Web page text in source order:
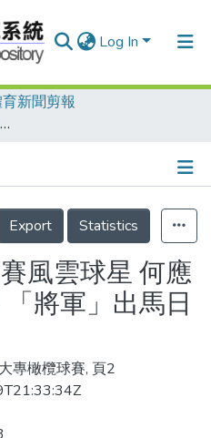
Log In
新聞剪報
國際大專橄欖球賽風雲球星 何應欽省立體專福將 「將軍」出馬日本隊投降
Export
Statistics
風雲球星 何應
將軍」出馬日
專橄欖球賽, 頁2